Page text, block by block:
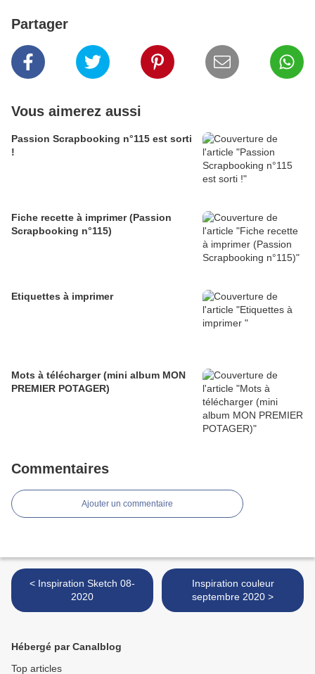
Partager
Vous aimerez aussi
Passion Scrapbooking n°115 est sorti
!
Fiche recette à imprimer (Passion
Scrapbooking n°115)
Etiquettes à imprimer
Mots à télécharger (mini album MON
PREMIER POTAGER)
Commentaires
Ajouter un commentaire
< Inspiration Sketch 08-
2020
Inspiration couleur
septembre 2020 >
Hébergé par Canalblog
Top articles